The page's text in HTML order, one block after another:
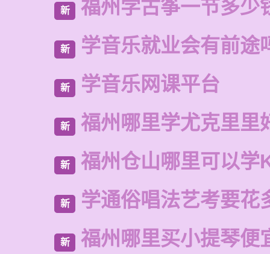
新 福州学古筝一节多少
新 学音乐就业会有前途
新 学音乐网课平台
新 福州哪里学尤克里里
新 福州仓山哪里可以学
新 学通俗唱法艺考要花
新 福州哪里买小提琴便